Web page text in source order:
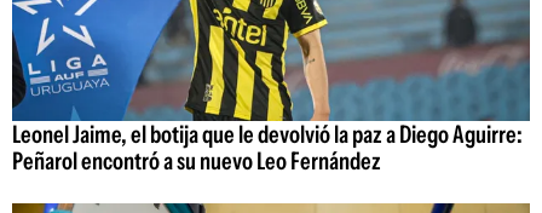
Leonel Jaime, el botija que le devolvió la paz a Diego Aguirre:
Peñarol encontró a su nuevo Leo Fernández